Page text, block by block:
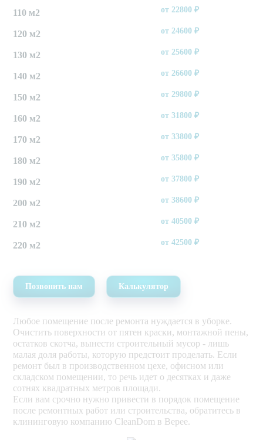
110 м2 от22800 ₽
120 м2 от24600 ₽
130 м2 от25600 ₽
140 м2 от26600 ₽
150 м2 от29800 ₽
160 м2 от31800 ₽
170 м2 от33800 ₽
180 м2 от35800 ₽
190 м2 от37800 ₽
200 м2 от38600 ₽
210 м2 от40500 ₽
220 м2 от42500 ₽
Позвонить нам Калькулятор
Любое помещение после ремонта нуждается в уборке.
Очистить поверхности от пятен краски, монтажной пены,
остатков скотча, вынести строительный мусор - лишь
малая доля работы, которую предстоит проделать. Если
ремонт был в производственном цехе, офисном или
складском помещении, то речь идет о десятках и даже
сотнях квадратных метров площади.
Если вам срочно нужно привести в порядок помещение
после ремонтных работ или строительства, обратитесь в
клининговую компанию CleanDom в Верее.